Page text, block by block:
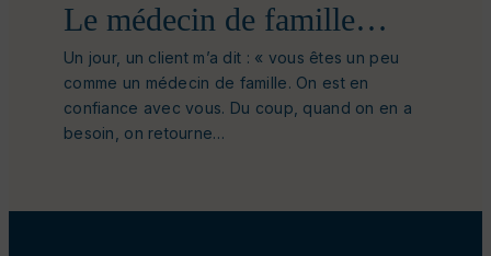
Le médecin de famille…
Un jour, un client m’a dit : « vous êtes un peu
comme un médecin de famille. On est en
confiance avec vous. Du coup, quand on en a
besoin, on retourne…